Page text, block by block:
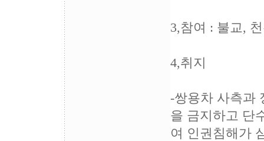
3,참여 : 불교,
4,취지
-쌍용차 사측과
을 금지하고 단
여 인권침해가